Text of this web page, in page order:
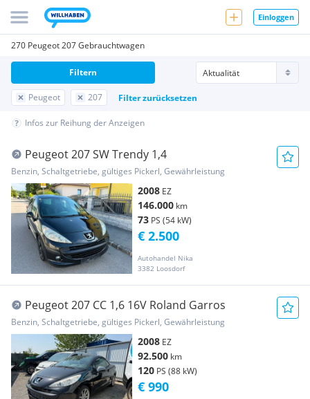
Einloggen
270 Peugeot 207 Gebrauchtwagen
Peugeot 207 Filter zurücksetzen
Filtern
Infos zur Reihung der Anzeigen
Peugeot 207 SW Trendy 1,4
Benzin, Schaltgetriebe, gültiges Pickerl, Gewährleistung
2008 EZ
146.000 km
73 PS (54 kW)
Autohandel Nika
3382 Loosdorf
€ 2.500
Peugeot 207 CC 1,6 16V Roland Garros
Benzin, Schaltgetriebe, gültiges Pickerl, Gewährleistung
2008 EZ
92.500 km
120 PS (88 kW)
€ 990